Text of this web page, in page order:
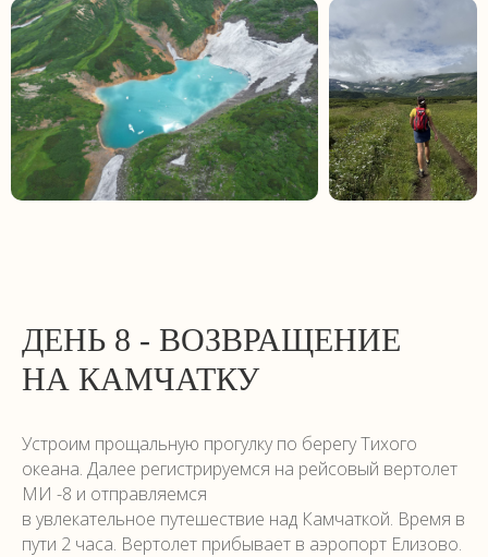
ДЕНЬ 8 - ВОЗВРАЩЕНИЕ
НА КАМЧАТКУ
Устроим прощальную прогулку по берегу Тихого
океана. Далее регистрируемся на рейсовый вертолет
МИ -8 и отправляемся
в увлекательное путешествие над Камчаткой. Время в
пути 2 часа. Вертолет прибывает в аэропорт Елизово.